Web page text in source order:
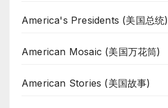
America's Presidents (美国总统)
American Mosaic (美国万花筒)
American Stories (美国故事)